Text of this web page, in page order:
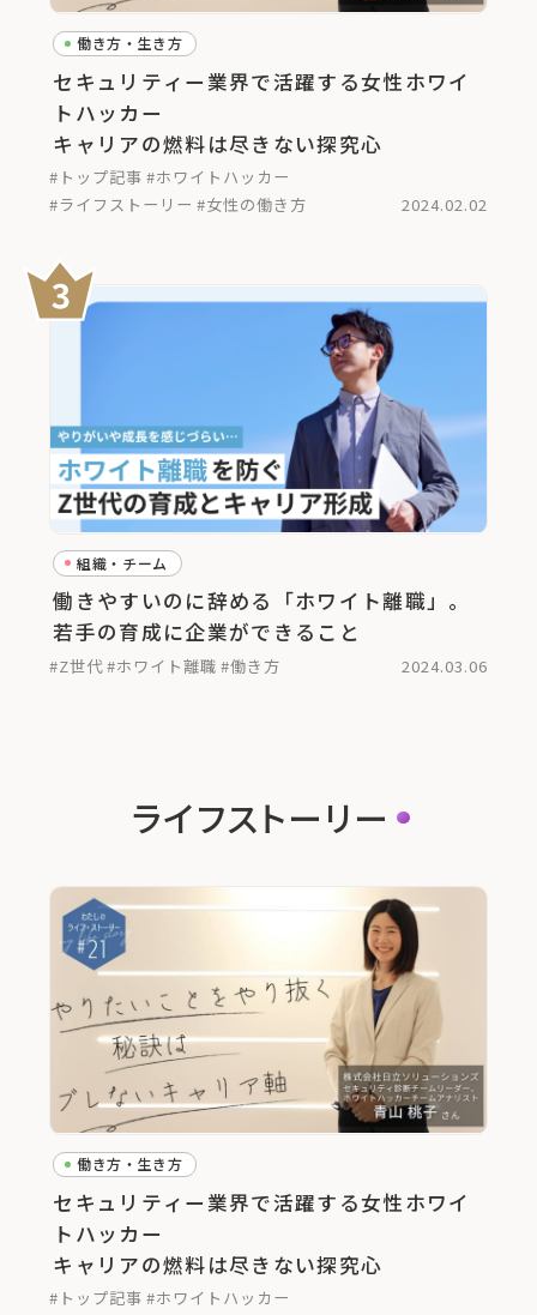
働き方・生き方
セキュリティー業界で活躍する女性ホワイ
トハッカー
キャリアの燃料は尽きない探究心
#トップ記事 #ホワイトハッカー
#ライフストーリー #女性の働き方 2024.02.02
組織・チーム
働きやすいのに辞める「ホワイト離職」。
若手の育成に企業ができること
#Z世代#ホワイト離職 #働き方 2024.03.06
ライフストーリー
働き方・生き方
セキュリティー業界で活躍する女性ホワイ
トハッカー
キャリアの燃料は尽きない探究心
#トップ記事 #ホワイトハッカー